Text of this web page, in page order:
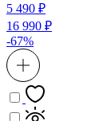
5 490 ₽
16 990 ₽
-67%